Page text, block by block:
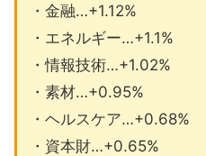
・金融…+1.12%
・エネルギー…+1.1%
・情報技術…+1.02%
・素材…+0.95%
・ヘルスケア…+0.68%
・資本財…+0.65%